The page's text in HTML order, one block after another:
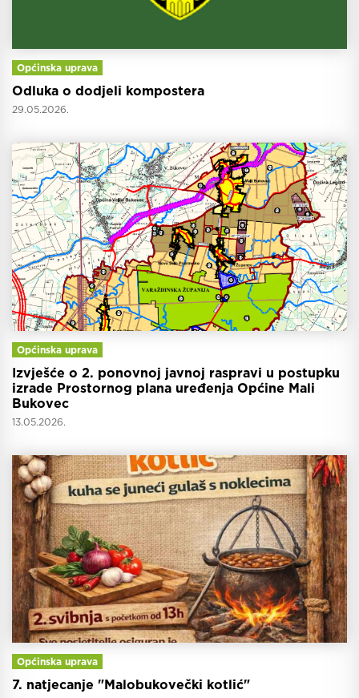
Općinska uprava
Odluka o dodjeli kompostera
29.05.2026.
Općinska uprava
Izvješće o 2. ponovnoj javnoj raspravi u postupku
izrade Prostornog plana uređenja Općine Mali
Bukovec
13.05.2026.
Općinska uprava
7. natjecanje "Malobukovečki kotlić"